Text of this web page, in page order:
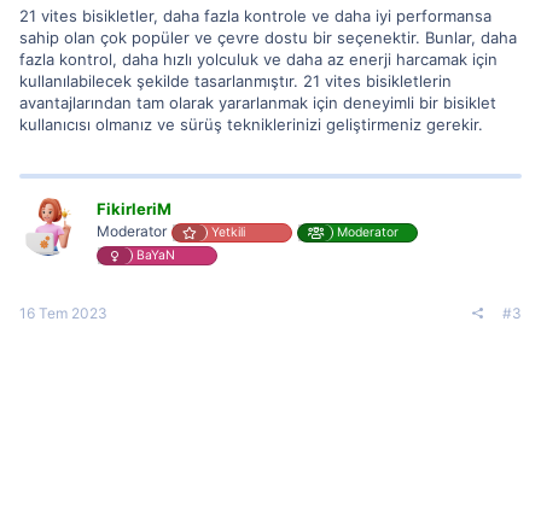
21 vites bisikletler, daha fazla kontrole ve daha iyi performansa
sahip olan çok popüler ve çevre dostu bir seçenektir. Bunlar, daha
fazla kontrol, daha hızlı yolculuk ve daha az enerji harcamak için
kullanılabilecek şekilde tasarlanmıştır. 21 vites bisikletlerin
avantajlarından tam olarak yararlanmak için deneyimli bir bisiklet
kullanıcısı olmanız ve sürüş tekniklerinizi geliştirmeniz gerekir.
FikirleriM
Moderator Yetkili
Moderator
BaYaN
16 Tem 2023 #3